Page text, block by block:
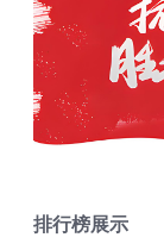
排行榜展示